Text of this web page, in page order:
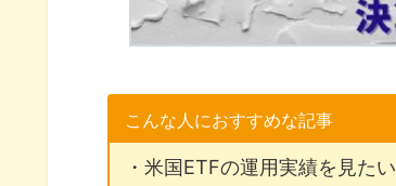
こんな人におすすめな記事
・米国ETFの運用実績を見たい